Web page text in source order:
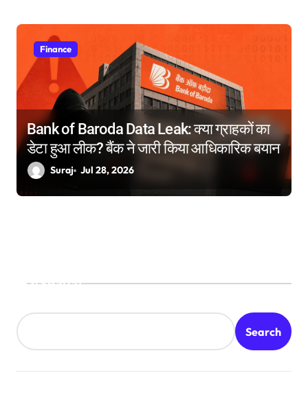
Finance
Bank of Baroda Data Leak: क्या ग्राहकों का
डेटा हुआ लीक? बैंक ने जारी किया आधिकारिक बयान
Suraj Jul 28, 2026
Search
Search